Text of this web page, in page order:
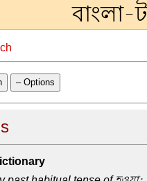
বাংলা-
– Options